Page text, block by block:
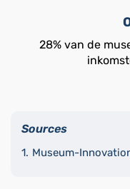
28% van de
Sources
Museum-